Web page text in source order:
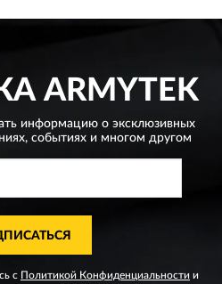
ARMYTEK
информацию о эксклюзивных
событиях и многом другом
с Политикой Конфиденциальности и